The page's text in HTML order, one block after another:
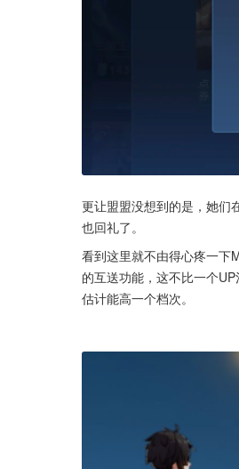
更让盟盟没想到的是，她们
也回礼了。
看到这里就不由得心疼一下
的互送功能，这不比一个
估计能高一个档次。